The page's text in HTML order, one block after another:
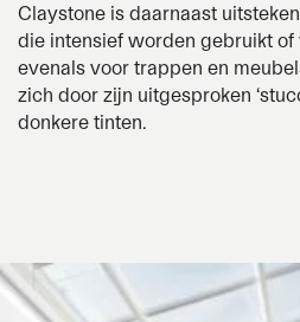
Claystone is daarnaast
die intensief worden gebruikt of
evenals voor trappen en
zich door zijn uitgesproken
donkere tinten.